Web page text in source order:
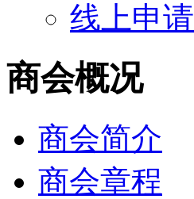
线上申请
商会概况
商会简介
商会章程